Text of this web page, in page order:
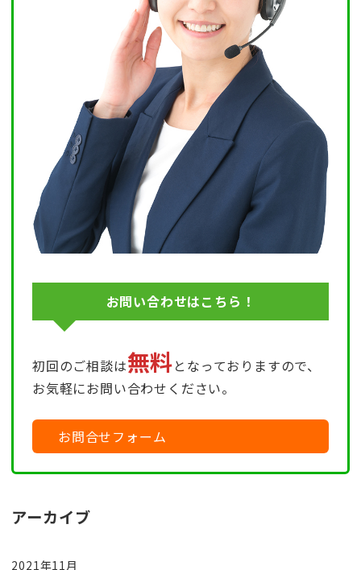
お問い合わせはこちら！
初回のご相談は無料となっておりますので、
お気軽にお問い合わせください。
お問合せフォーム
アーカイブ
2021年11月